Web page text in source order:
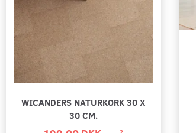
WICANDERS NATURKORK 30 X
30 CM.